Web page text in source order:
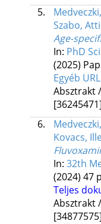
5.
Szabo,
Age-
In: PhD
(2025)
Egyéb URL
Absztrakt
[36245471]
6.
Kovacs,
In: 32th
(2024) 47
Teljes
Absztrakt
[34877575]